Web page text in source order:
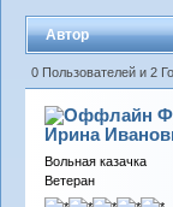
Автор
0 Пользователей и 2
Ирина
Вольная казачка
Ветеран